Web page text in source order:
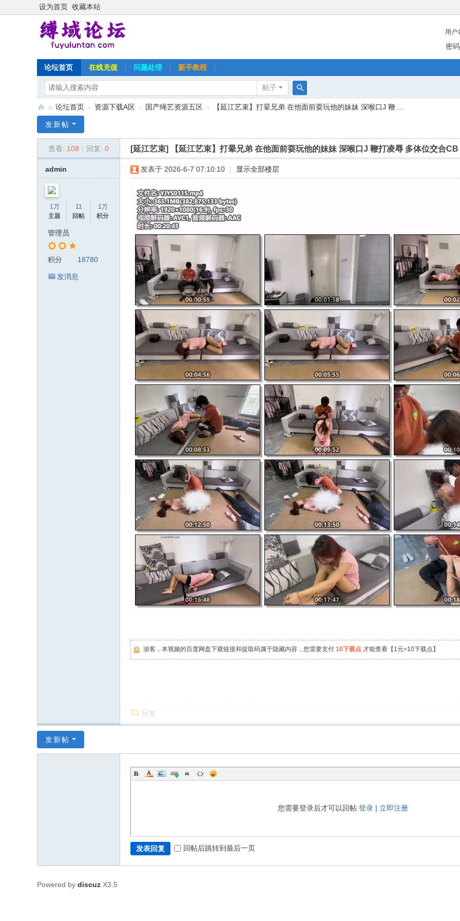
设为首页 收藏本站
用户
密码
论坛首页 在线充值 问题处理 新手教程
帖子
搜
域
» 论坛首页 › 资源下载A区 › 国产绳艺资源五区 › 【延江艺束】打晕兄弟 在他面前耍玩他的妹妹 深喉口J 鞭 ...
发新帖
查看: 108 回复: 0 [延江艺束] 【延江艺束】打晕兄弟 在他面前耍玩他的妹妹 深喉口J 鞭打凌辱 多体位交合CB
admin
1万
主题
11
回帖
1万
积分
管理员
积分 18780
发消息
发表于 2026-6-7 07:10:10 显示全部楼层
游客，本视频的百度网盘下载链接和提取码属于隐藏内容，您需要支付 10下载点 才能查看【1元=10下载点】
回复
发新帖
您需要登录后才可以回帖 登录| 立即注册
发表回复 回帖后跳转到最后一页
Powered by discuz X3.5